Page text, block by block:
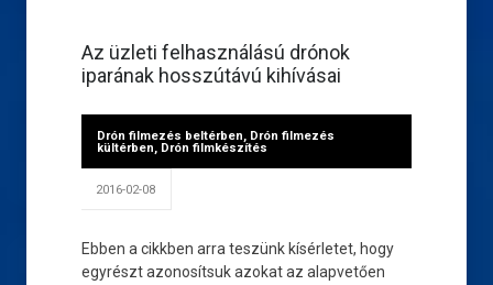
Az üzleti felhasználású drónok
iparának hosszútávú kihívásai
Drón filmezés beltérben, Drón filmezés
kültérben, Drón filmkészítés
2016-02-08
Ebben a cikkben arra teszünk kísérletet, hogy
egyrészt azonosítsuk azokat az alapvetően